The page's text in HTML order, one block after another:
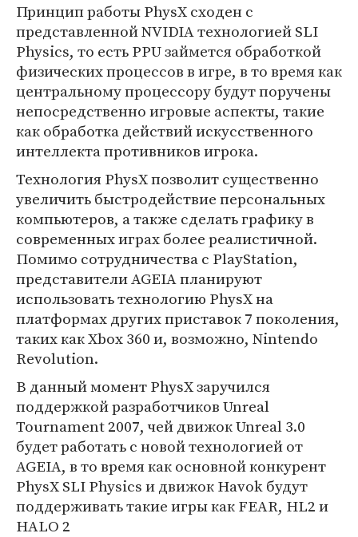
Принцип работы PhysX сходен с
представленной NVIDIA технологией SLI
Physics, то есть PPU займется обработкой
физических процессов в игре, в то время как
центральному процессору будут поручены
непосредственно игровые аспекты, такие
как обработка действий искусственного
интеллекта противников игрока.
Технология PhysX позволит существенно
увеличить быстродействие персональных
компьютеров, а также сделать графику в
современных играх более реалистичной.
Помимо сотрудничества с PlayStation,
представители AGEIA планируют
использовать технологию PhysX на
платформах других приставок 7 поколения,
таких как Xbox 360 и, возможно, Nintendo
Revolution.
В данный момент PhysX заручился
поддержкой разработчиков Unreal
Tournament 2007, чей движок Unreal 3.0
будет работать с новой технологией от
AGEIA, в то время как основной конкурент
PhysX SLI Physics и движок Havok будут
поддерживать такие игры как FEAR, HL2 и
HALO 2